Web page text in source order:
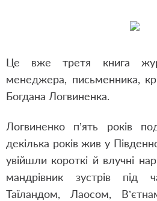
Це вже третя книга
менеджера, письменника,
Богдана Логвиненка.
Логвиненко п’ять років
декілька років жив у
увійшли короткі й влучні
мандрівник зустрів під
Таїландом, Лаосом,